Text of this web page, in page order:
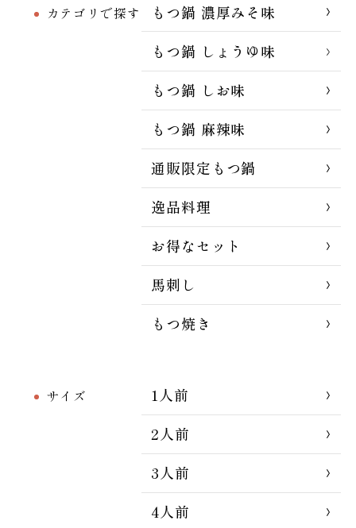
カテゴリで探す
もつ鍋 濃厚みそ味
もつ鍋 しょうゆ味
もつ鍋 しお味
もつ鍋 麻辣味
通販限定もつ鍋
逸品料理
お得なセット
馬刺し
もつ焼き
サイズ
1人前
2人前
3人前
4人前